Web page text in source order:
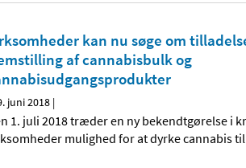
kan nu søge om
af cannabisbulk og
juni 2018 |
1. juli 2018 træder en ny bekendtgørelse i
mulighed for at dyrke cannabis